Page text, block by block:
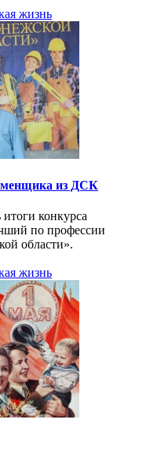
жизнь
из ДСК
конкурса
по профессии
области».
жизнь